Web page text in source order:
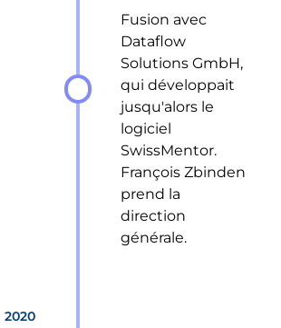
Fusion avec
Dataflow
Solutions GmbH,
qui développait
jusqu'alors le
logiciel
SwissMentor.
François Zbinden
prend la
direction
générale.
2020